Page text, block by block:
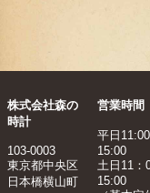
株式会社森の
時計
103-0003
東京都中央区
日本橋横山町
営業時間
平日
15:00
土日11：
15:00